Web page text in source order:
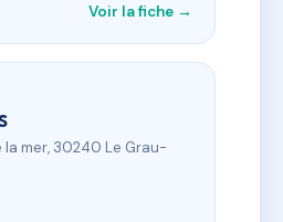
Voir la fiche →
la mer, 30240 Le Grau-